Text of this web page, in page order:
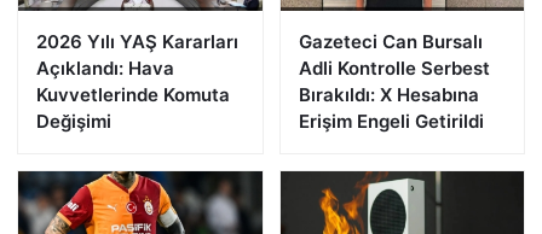
2026 Yılı YAŞ Kararları
Açıklandı: Hava
Kuvvetlerinde Komuta
Değişimi
Gazeteci Can Bursalı
Adli Kontrolle Serbest
Bırakıldı: X Hesabına
Erişim Engeli Getirildi